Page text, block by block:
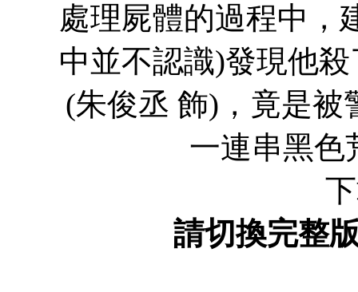
處理屍體的過程中，
中並不認識)發現他
(朱俊丞 飾)，竟是被
一連串黑色
請切換完整